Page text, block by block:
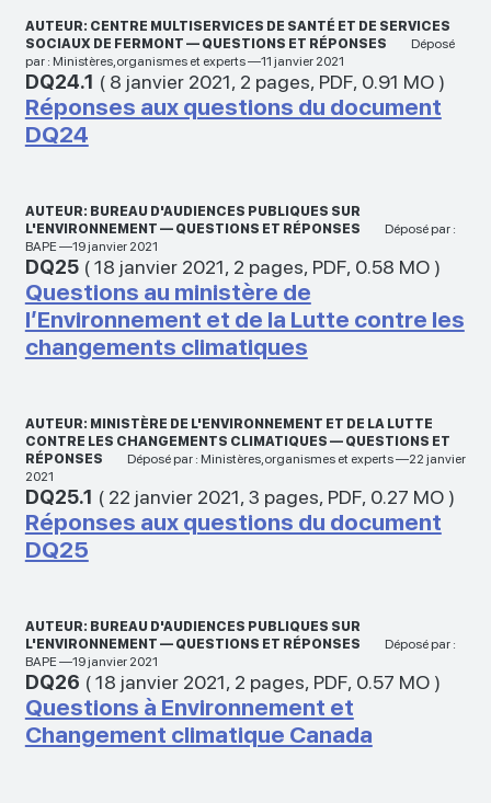
AUTEUR: CENTRE MULTISERVICES DE SANTÉ ET DE SERVICES
SOCIAUX DE FERMONT — QUESTIONS ET RÉPONSES
Déposé
par : Ministères,organismes et experts —11 janvier 2021
DQ24.1 ( 8 janvier 2021, 2 pages, PDF, 0.91 MO)
Réponses aux questions du document
DQ24
AUTEUR: BUREAU D'AUDIENCES PUBLIQUES SUR
L'ENVIRONNEMENT — QUESTIONS ET RÉPONSES
Déposé par :
BAPE —19 janvier 2021
DQ25(18 janvier 2021, 2 pages, PDF, 0.58 MO)
Questions au ministère de
l’Environnement et de la Lutte contre les
changements climatiques
AUTEUR: MINISTÈRE DE L'ENVIRONNEMENT ET DE LA LUTTE
CONTRE LES CHANGEMENTS CLIMATIQUES — QUESTIONS ET
RÉPONSES
Déposé par : Ministères,organismes et experts —22 janvier
2021
DQ25.1 ( 22 janvier 2021, 3 pages, PDF, 0.27 MO)
Réponses aux questions du document
DQ25
AUTEUR: BUREAU D'AUDIENCES PUBLIQUES SUR
L'ENVIRONNEMENT — QUESTIONS ET RÉPONSES
Déposé par :
BAPE —19 janvier 2021
DQ26 (18 janvier 2021, 2 pages, PDF, 0.57 MO)
Questions à Environnement et
Changement climatique Canada